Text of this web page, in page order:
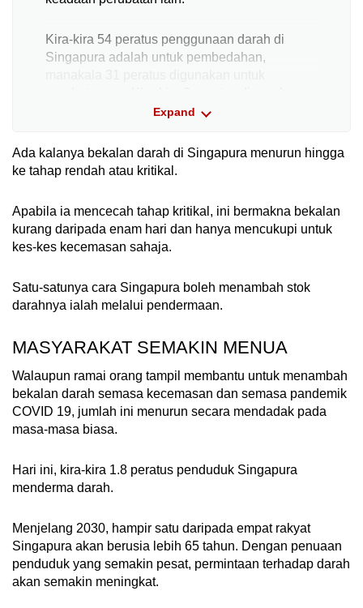
Kira-kira 54 peratus penggunaan darah di
Singapura adalah untuk pembedahan,
oleh mereka yang mempunyai penyakit darah,
dan kecemasan.
pembedahan elektif terpaksa ditangguhkan
untuk mengekalkan stok bagi kecemasan
penyelamatan nyawa
Ini adalah tahap bekalan darah semasa
pada 13 Oktober:
Rendah: O +, AB-
Sederhana:B-
Mencukupi: A +, B +, AB +, A-, O-
Kumpulan O adalah jenis darah universal
untuk pemindahan sel merah. Ia digunakan
pesakit tidak diketahui.
Expand
Ada kalanya bekalan darah di Singapura menurun hingga
ke tahap rendah atau kritikal.
Apabila ia mencecah tahap kritikal, ini bermakna bekalan
kurang daripada enam hari dan hanya mencukupi untuk
kes-kes kecemasan sahaja.
Satu-satunya cara Singapura boleh menambah stok
darahnya ialah melalui pendermaan.
MASYARAKAT SEMAKIN MENUA
Walaupun ramai orang tampil membantu untuk menambah
bekalan darah semasa kecemasan dan semasa pandemik
COVID 19, jumlah ini menurun secara mendadak pada
masa-masa biasa.
Hari ini, kira-kira 1.8 peratus penduduk Singapura
menderma darah.
Menjelang 2030, hampir satu daripada empat rakyat
Singapura akan berusia lebih 65 tahun. Dengan penuaan
penduduk yang semakin pesat, permintaan terhadap darah
akan semakin meningkat.